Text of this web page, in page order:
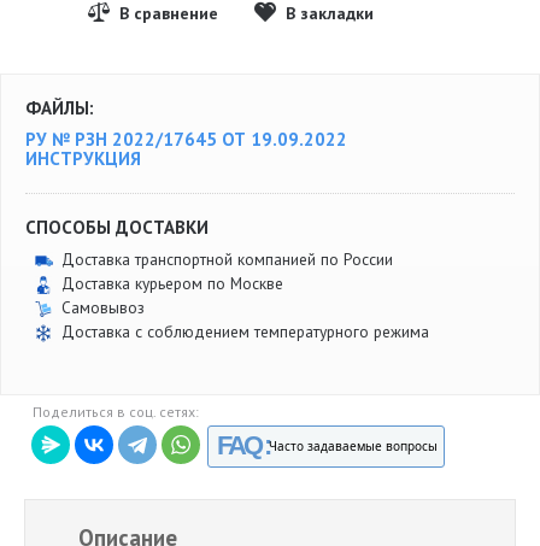
ФАЙЛЫ:
РУ № РЗН 2022/17645 ОТ 19.09.2022
ИНСТРУКЦИЯ
СПОСОБЫ ДОСТАВКИ
Доставка транспортной компанией по России
Доставка курьером по Москве
Самовывоз
Доставка с соблюдением температурного режима
Поделиться в соц. сетях:
FAQ :Часто задаваемые вопросы
Описание